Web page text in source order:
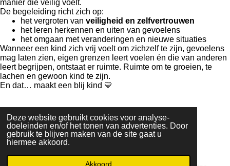
Deze website gebruikt cookies voor analyse-
doeleinden en/of het tonen van advertenties. Door
gebruik te blijven maken van de site gaat u
hiermee akkoord.
Akkoord
manier die veilig voelt.
De begeleiding richt zich op:
het vergroten van veiligheid en zelfvertrouwen
het leren herkennen en uiten van gevoelens
het omgaan met veranderingen en nieuwe situaties
Wanneer een kind zich vrij voelt om zichzelf te zijn, gevoelens
mag laten zien, eigen grenzen leert voelen én die van anderen
leert begrijpen, ontstaat er ruimte. Ruimte om te groeien, te
lachen en gewoon kind te zijn.
En dat… maakt een blij kind 💛
© 2022 Kindercoach Hannah- KvK 87220652
hannah.kindercoach@gmail.com-06 191 389 42
Powered byJouwWeb